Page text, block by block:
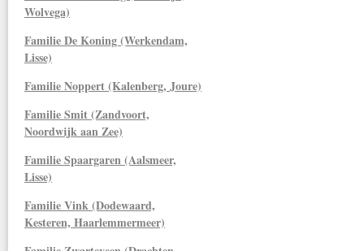
Wolvega)
Familie De Koning (Werkendam,
Lisse)
Familie Noppert (Kalenberg, Joure)
Familie Smit (Zandvoort,
Noordwijk aan Zee)
Familie Spaargaren (Aalsmeer,
Lisse)
Familie Vink (Dodewaard,
Kesteren, Haarlemmermeer)